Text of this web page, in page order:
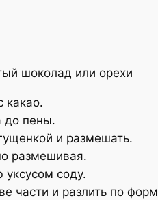
шоколад или орехи
какао.
до пены.
и размешать.
размешивая.
соду.
части и разлить по